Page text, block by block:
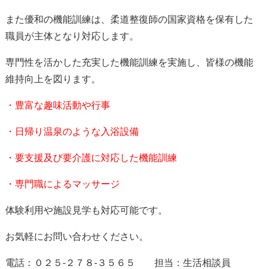
また優和の機能訓練は、柔道整復師の国家資格を保有した
職員が主体となり対応します。
専門性を活かした充実した機能訓練を実施し、皆様の機能
維持向上を図ります。
・豊富な趣味活動や行事
・日帰り温泉のような入浴設備
・要支援及び要介護に対応した機能訓練
・専門職によるマッサージ
体験利用や施設見学も対応可能です。
お気軽にお問い合わせください。
電話：０２５-２７８-３５６５ 担当：生活相談員